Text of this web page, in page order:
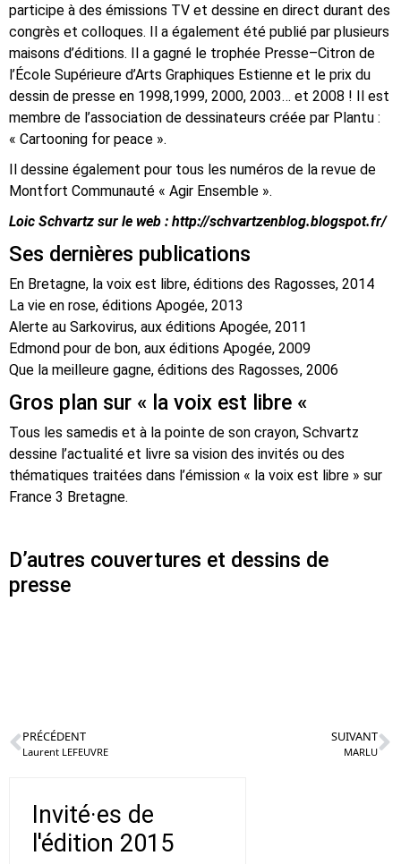
participe à des émissions TV et dessine en direct durant des
congrès et colloques. Il a également été publié par plusieurs
maisons d’éditions. Il a gagné le trophée Presse–Citron de
l’École Supérieure d’Arts Graphiques Estienne et le prix du
dessin de presse en 1998,1999, 2000, 2003… et 2008 ! Il est
membre de l’association de dessinateurs créée par Plantu :
« Cartooning for peace ».
Il dessine également pour tous les numéros de la revue de
Montfort Communauté « Agir Ensemble ».
Loic Schvartz sur le web : http://schvartzenblog.blogspot.fr/
Ses dernières publications
En Bretagne, la voix est libre, éditions des Ragosses, 2014
La vie en rose, éditions Apogée, 2013
Alerte au Sarkovirus, aux éditions Apogée, 2011
Edmond pour de bon, aux éditions Apogée, 2009
Que la meilleure gagne, éditions des Ragosses, 2006
Gros plan sur « la voix est libre «
Tous les samedis et à la pointe de son crayon, Schvartz
dessine l’actualité et livre sa vision des invités ou des
thématiques traitées dans l’émission « la voix est libre » sur
France 3 Bretagne.
D’autres couvertures et dessins de
presse
PRÉCÉDENT
Laurent LEFEUVRE
SUIVANT
MARLU
Invité·es de
l'édition 2015